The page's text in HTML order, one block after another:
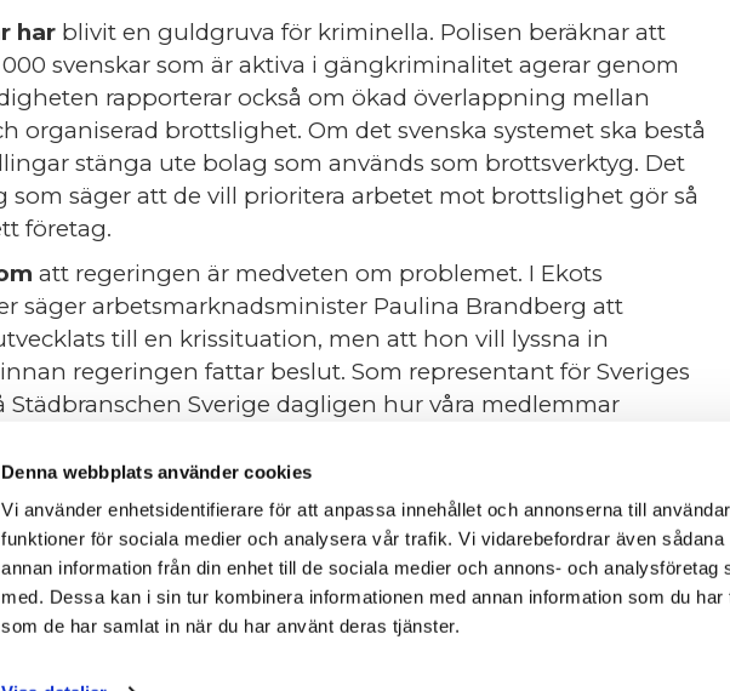
Denna webbplats använder cookies
Vi använder enhetsidentifierare för att anpassa innehållet och annonserna till
funktioner för sociala medier och analysera vår trafik. Vi vidarebefordrar även sådana
annan information från din enhet till de sociala medier och annons- och analysföretag
med. Dessa kan i sin tur kombinera informationen med annan information som du har
som de har samlat in när du har använt deras tjänster.
har blivit en guldgruva för kriminella. Polisen beräknar att
svenskar som är aktiva i gängkriminalitet agerar genom
rapporterar också om ökad överlappning mellan
organiserad brottslighet. Om det svenska systemet ska bestå
stänga ute bolag som används som brottsverktyg. Det
som säger att de vill prioritera arbetet mot brottslighet gör så
företag.
att regeringen är medveten om problemet. I Ekots
säger arbetsmarknadsminister Paulina Brandberg att
till en krissituation, men att hon vill lyssna in
regeringen fattar beslut. Som representant för Sveriges
Städbranschen Sverige dagligen hur våra medlemmar
saknar resurser och kompetens för att jaga de här
är utslagsgivande faktor kommer företag som hittar flest
har till exempel Region Västerbotten både sagt upp avtalet
polisanmält företaget på grund av misstänkt brottslighet.
vuxit snabbt tack vare offentliga upphandlingar. År 2022
och var därmed ett av de företag som